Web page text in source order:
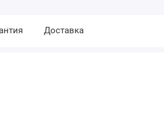
Доставка